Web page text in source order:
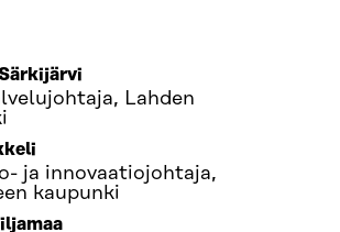
Lahden
ja innovaatiojohtaja,
kaupunki